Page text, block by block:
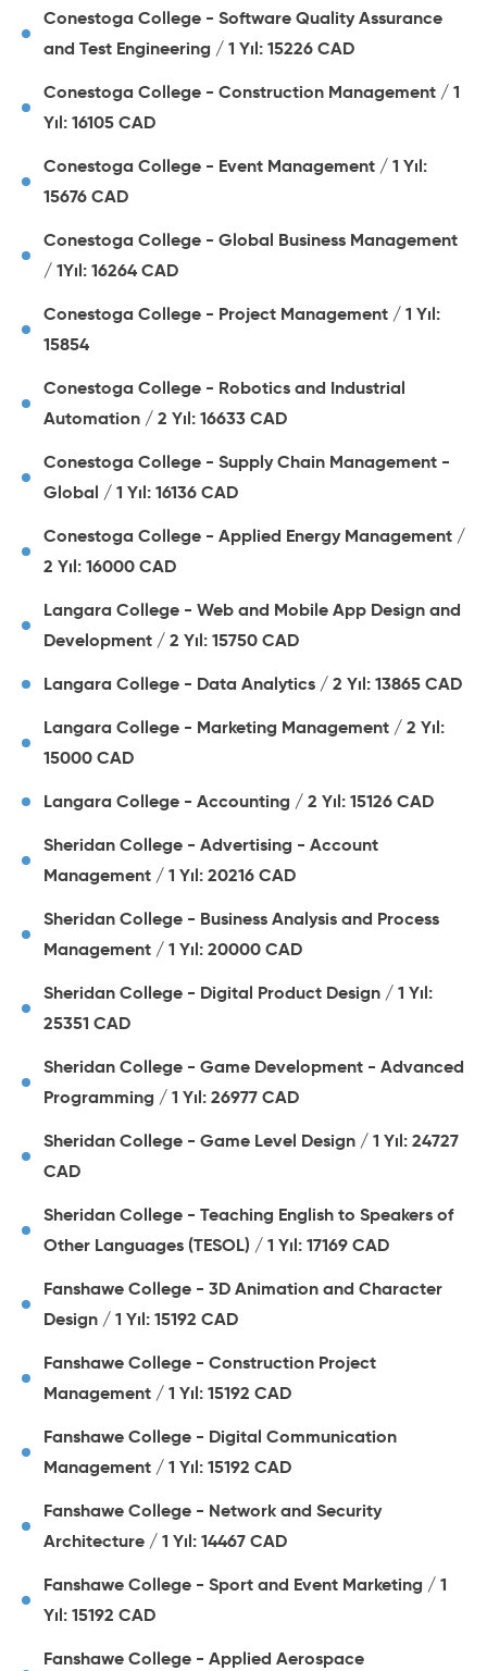
Conestoga College - Software Quality Assurance
and Test Engineering / 1 Yıl: 15226 CAD
Conestoga College - Construction Management / 1
Yıl: 16105 CAD
Conestoga College - Event Management / 1 Yıl:
15676 CAD
Conestoga College - Global Business Management
/ 1Yıl: 16264 CAD
Conestoga College - Project Management / 1 Yıl:
15854
Conestoga College - Robotics and Industrial
Automation / 2 Yıl: 16633 CAD
Conestoga College - Supply Chain Management -
Global / 1 Yıl: 16136 CAD
Conestoga College - Applied Energy Management /
2 Yıl: 16000 CAD
Langara College - Web and Mobile App Design and
Development / 2 Yıl: 15750 CAD
Langara College - Data Analytics / 2 Yıl: 13865 CAD
Langara College - Marketing Management / 2 Yıl:
15000 CAD
Langara College - Accounting / 2 Yıl: 15126 CAD
Sheridan College - Advertising - Account
Management / 1 Yıl: 20216 CAD
Sheridan College - Business Analysis and Process
Management / 1 Yıl: 20000 CAD
Sheridan College - Digital Product Design / 1 Yıl:
25351 CAD
Sheridan College - Game Development - Advanced
Programming / 1 Yıl: 26977 CAD
Sheridan College - Game Level Design / 1 Yıl: 24727
CAD
Sheridan College - Teaching English to Speakers of
Other Languages (TESOL) / 1 Yıl: 17169 CAD
Fanshawe College - 3D Animation and Character
Design / 1 Yıl: 15192 CAD
Fanshawe College - Construction Project
Management / 1 Yıl: 15192 CAD
Fanshawe College - Digital Communication
Management / 1 Yıl: 15192 CAD
Fanshawe College - Network and Security
Architecture / 1 Yıl: 14467 CAD
Fanshawe College - Sport and Event Marketing / 1
Yıl: 15192 CAD
Fanshawe College - Applied Aerospace